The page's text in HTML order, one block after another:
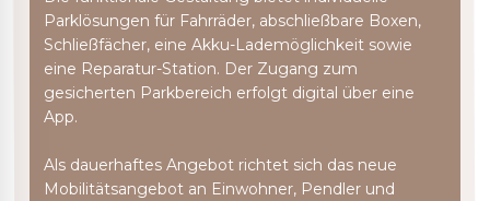
Parklösungen für Fahrräder, abschließbare Boxen,
Schließfächer, eine Akku-Lademöglichkeit sowie
eine Reparatur-Station. Der Zugang zum
gesicherten Parkbereich erfolgt digital über eine
App.
Als dauerhaftes Angebot richtet sich das neue
Mobilitätsangebot an Einwohner, Pendler und